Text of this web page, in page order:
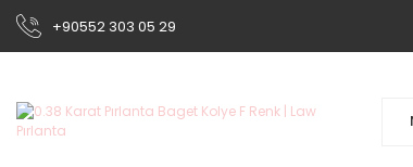
+90552 303 05 29